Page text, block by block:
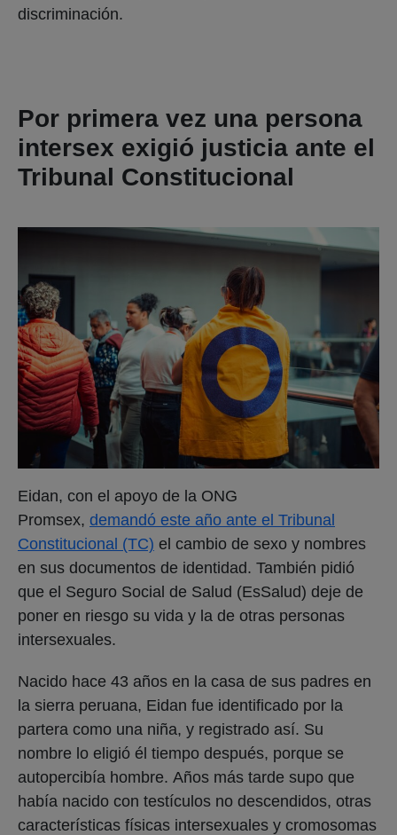
discriminación.
Por primera vez una persona
intersex exigió justicia ante el
Tribunal Constitucional
Eidan, con el apoyo de la ONG
Promsex, demandó este año ante el Tribunal
Constitucional (TC) el cambio de sexo y nombres
en sus documentos de identidad. También pidió
que el Seguro Social de Salud (EsSalud) deje de
poner en riesgo su vida y la de otras personas
intersexuales.
Nacido hace 43 años en la casa de sus padres en
la sierra peruana, Eidan fue identificado por la
partera como una niña, y registrado así. Su
nombre lo eligió él tiempo después, porque se
autopercibía hombre. Años más tarde supo que
había nacido con testículos no descendidos, otras
características físicas intersexuales y cromosomas